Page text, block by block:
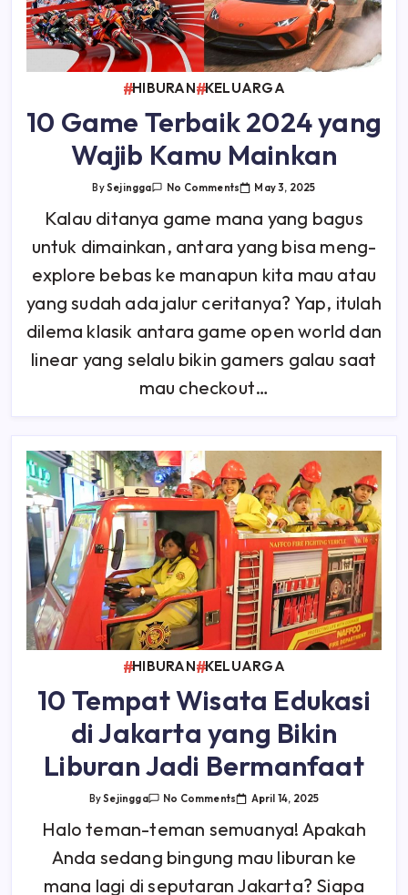
HIBURAN KELUARGA
10 Game Terbaik 2024 yang
Wajib Kamu Mainkan
BySejingga No CommentsOn
Terbaik
Yang
Wajib
Kamu
Mainkan
May 3, 2025
Kalau ditanya game mana yang bagus
untuk dimainkan, antara yang bisa meng-
explore bebas ke manapun kita mau atau
yang sudah ada jalur ceritanya? Yap, itulah
dilema klasik antara game open world dan
linear yang selalu bikin gamers galau saat
mau checkout…
HIBURAN KELUARGA
10 Tempat Wisata Edukasi
di Jakarta yang Bikin
Liburan Jadi Bermanfaat
BySejingga No CommentsOn
Wisata
Di
Jakarta
Yang
Bikin
April 14, 2025
Halo teman-teman semuanya! Apakah
Anda sedang bingung mau liburan ke
mana lagi di seputaran Jakarta? Siapa